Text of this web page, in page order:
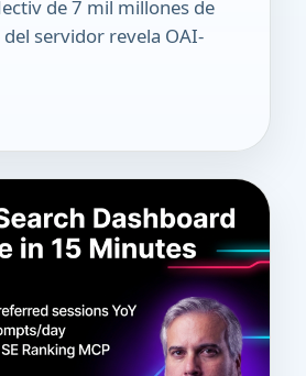
de 7 mil millones de
servidor revela OAI-